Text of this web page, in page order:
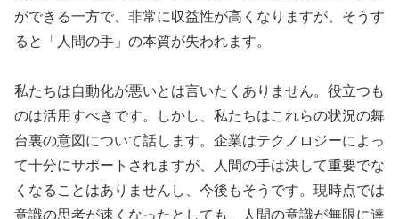
ができる一方で、非常に収益性が高くなりますが、そうす
ると「人間の手」の本質が失われます。
私たちは自動化が悪いとは言いたくありません。役立つも
のは活用すべきです。しかし、私たちはこれらの状況の舞
台裏の意図について話します。企業はテクノロジーによっ
て十分にサポートされますが、人間の手は決して重要でな
くなることはありませんし、今後もそうです。現時点では
意識の思考が速くなったとしても、人間の意識が無限に達